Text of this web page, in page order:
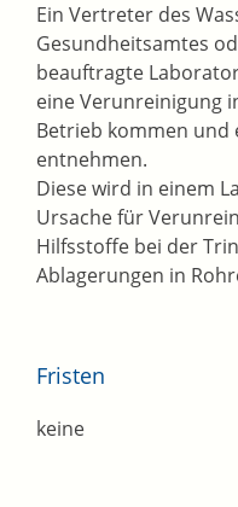
Ein Vertreter des
Gesundheitsamtes
beauftragte
eine Verunreinigung
Betrieb kommen und
entnehmen.
Diese wird in einem
Ursache für
Hilfsstoffe bei der
Ablagerungen in
Fristen
keine